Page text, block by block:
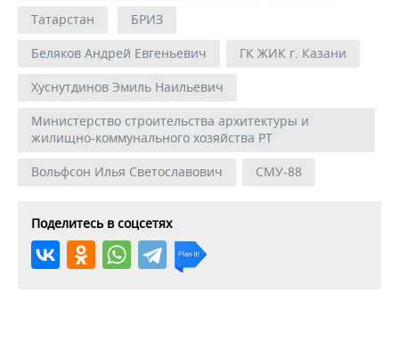
Татарстан
БРИЗ
Беляков Андрей Евгеньевич
ГК ЖИК г. Казани
Хуснутдинов Эмиль Наильевич
Министерство строительства архитектуры и
жилищно-коммунального хозяйства РТ
Вольфсон Илья Светославович
СМУ-88
Поделитесь в соцсетях